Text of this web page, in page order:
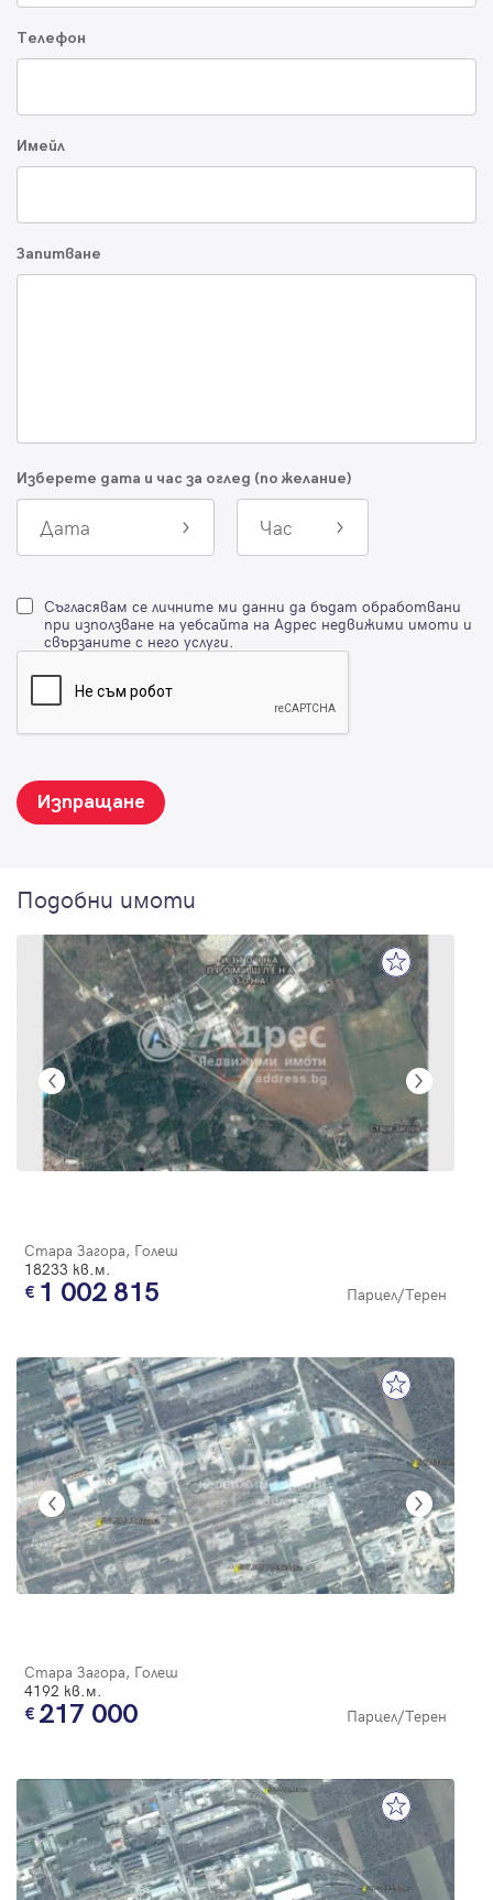
Телефон
Имейл
Запитване
Изберете дата и час за оглед (по желание)
Дата Час
Съгласявам се личните ми данни да бъдат обработвани
при използване на уебсайта на Адрес недвижими имоти и
свързаните с него услуги.
Изпращане
Подобни имоти
Стара Загора, Голеш
18233 кв.м.
1 002 815 Парцел/Терен
Стара Загора, Голеш
4192 кв.м.
217 000 Парцел/Терен